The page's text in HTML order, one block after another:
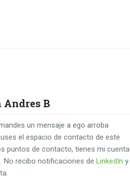
Andres B
un mensaje a ego arroba
el espacio de contacto de este
puntos de contacto, tienes mi cuenta
. No recibo notificaciones deLinkedIn y